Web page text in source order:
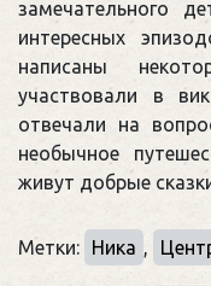
замечательного
интересных
написаны
участвовали в
отвечали на
необычное
живут добрые
Метки: Ника ,